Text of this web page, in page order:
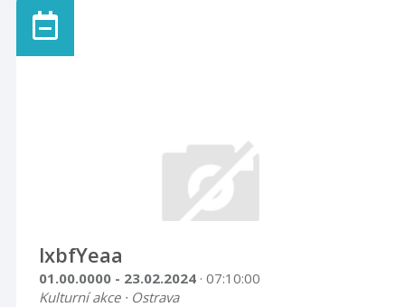
lxbfYeaa
01.00.0000 - 23.02.2024 · 07:10:00
Kulturní akce · Ostrava